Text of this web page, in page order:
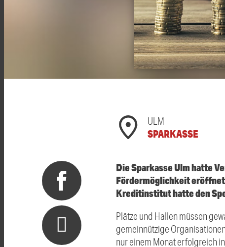
ULM
SPARKASSE
Die Sparkasse Ulm hatte
Fördermöglichkeit
Kreditinstitut hatte den
Plätze und Hallen müssen
gemeinnützige
nur einem Monat erfolgreich